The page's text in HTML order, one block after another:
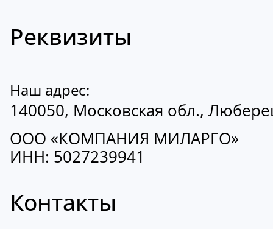
Реквизиты
Наш адрес:
140050, Московская обл.,
ООО «КОМПАНИЯ МИЛАРГО»
ИНН: 5027239941
Контакты